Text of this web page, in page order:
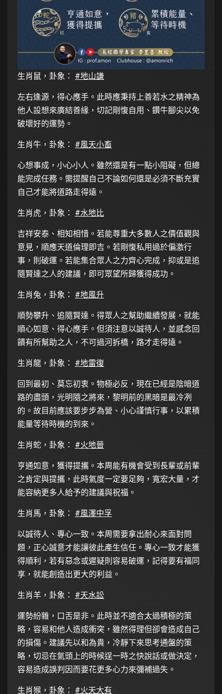
生肖鼠，卦象： #地山謙
左右逢源，得心應手。此時應秉持上善若水之精神為
他人設想來廣結善緣，切記剛愎自用、鑽牛腳尖以免
破壞好的運勢。
生肖牛，卦象： #風天小畜
心想事成，小心小人。雖然還是有一點小阻礙，但總
能完成任務。需提醒自己不論如何還是必須不斷充實
自己才能將道路走得遠。
生肖虎，卦象： #水地比
吉祥安泰、相知相惜。若能尊重大多數人之價值觀與
意見，順應天道倫理即吉。若剛愎私用過於偏激行
事，則破運。若能集合眾人之力齊心完成，抑或是追
隨賢達之人的建議，即可眾望所歸獲得成功。
生肖兔，卦象： #地風升
順勢攀升、追隨賢達。得眾人之幫助繼續發展，就能
順心如意、得心應手。但須注意以誠待人，並感念回
饋有所幫助之人，不可過河拆橋，路才走得遠。
生肖龍，卦象： #地雷復
回到最初、莫忘初衷。物極必反，現在已經是陰暗道
路的盡頭，光明隨之將來，黎明前的黑暗是最冷冽
的。故目前應該要步步為營、小心謹慎行事，以累積
能量等待時機的到來。
生肖蛇，卦象： #火地晉
亨通如意，獲得提攜。本周能有機會受到長輩或前輩
之肯定與提攜，此時氣度一定要足夠，寬宏大量，才
能容納更多人給予的建議與祝福。
生肖馬，卦象： #風澤中孚
以誠待人、專心一致。本周需要拿出耐心來面對問
題，正心誠意才能讓彼此產生信任。專心一致才能獲
得順利，若有惡念或遲疑則容易破運，記得要有福同
享，就能創造出更大的利益。
生肖羊，卦象： #天水訟
運勢紛雜，口舌是非。此時並不適合太過積極的策
略，容易和他人造成衝突，雖然得理但卻會造成自己
的損傷。建議先以和為貴，冷靜下來思考通盤的策
略，切忌在氣頭上的時候逞一時之快說話或做決定，
容易造成誤判因而要花更多心力來彌補過失。
生肖猴，卦象： #火天大有